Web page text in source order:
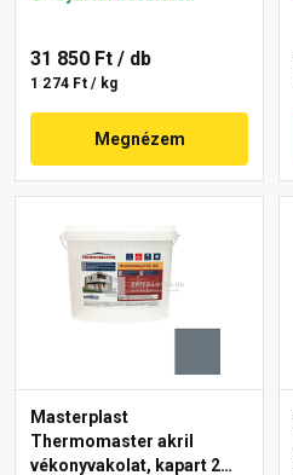
31 850 Ft / db
1 274 Ft / kg
Megnézem
Masterplast
Thermomaster akril
vékonyvakolat, kapart 2